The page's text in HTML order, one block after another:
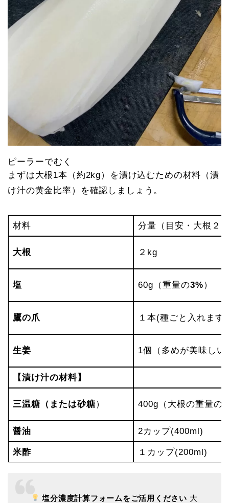
ピーラーでむく
まずは大根1本（約2kg）を漬け込むための材料（漬
け汁の黄金比率）を確認しましょう。
材料 分量（目安・大根２
大根 ２kg
塩 60g（重量の3%）
鷹の爪 １本(種ごと入れます
生姜 1個（多めが美味しい
【漬け汁の材料】
三温糖（または砂糖） 400g（大根の重量の
醤油 2カップ(400ml)
米酢 １カップ(200ml)
塩分濃度計算フォームをご活用ください 大